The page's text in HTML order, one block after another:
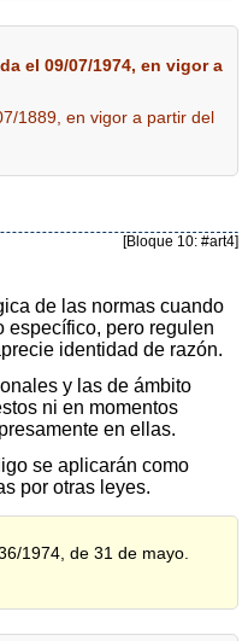
el 09/07/1974, en vigor a
1889, en vigor a partir del
[Bloque 10: #art4]
de las normas cuando
específico, pero regulen
identidad de razón.
y las de ámbito
ni en momentos
en ellas.
se aplicarán como
por otras leyes.
1974, de 31 de mayo.